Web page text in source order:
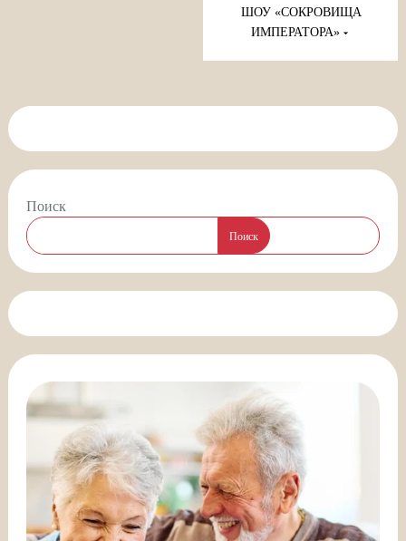
ШОУ «СОКРОВИЩА
ИМПЕРАТОРА»
Поиск
Поиск